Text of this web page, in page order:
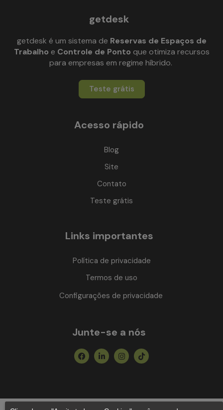
getdesk
getdesk é um sistema de Reservas de Espaços de
Trabalho e Controle de Ponto que otimiza recursos
para empresas em regime híbrido.
Teste grátis
Acesso rápido
Blog
Site
Contato
Teste grátis
Links importantes
Política de privacidade
Termos de uso
Configurações de privacidade
Junte-se a nós
FacebookLinkedin-
in
Instagram
Tiktok